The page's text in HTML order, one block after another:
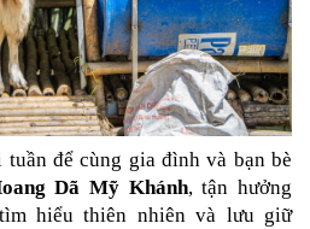
để cùng gia đình và bạn bè
Dã Mỹ Khánh, tận hưởng
hiểu thiên nhiên và lưu giữ